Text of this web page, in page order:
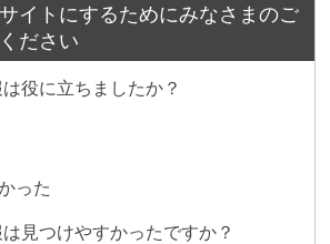
イトにするためにみなさまのご
ださい
役に立ちましたか？
った
見つけやすかったですか？